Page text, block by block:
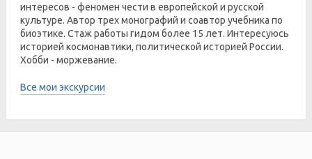
интересов - феномен чести в европейской и русской
культуре. Автор трех монографий и соавтор учебника по
биоэтике. Стаж работы гидом более 15 лет. Интересуюсь
историей космонавтики, политической историей России.
Хобби - моржевание.
Все мои экскурсии